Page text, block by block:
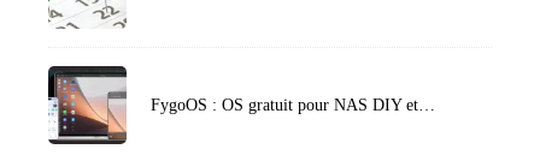
FygoOS : OS gratuit pour NAS DIY et…